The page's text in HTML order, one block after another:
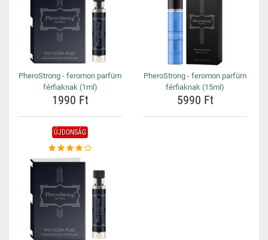
PheroStrong - feromon parfüm
férfiaknak (1ml)
1990 Ft
PheroStrong - feromon parfüm
férfiaknak (15ml)
5990 Ft
ÚJDONSÁG